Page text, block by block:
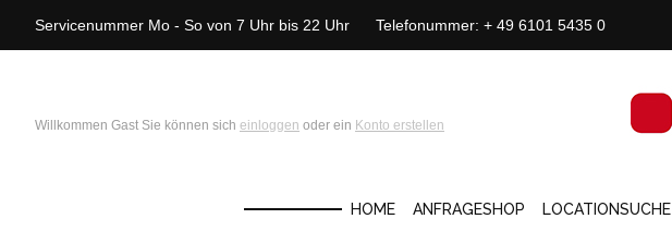
Servicenummer Mo - So von 7 Uhr bis 22 Uhr Telefonummer: + 49 6101 5435 0
Willkommen Gast Sie können sich einloggen oder ein Konto erstellen
HOME ANFRAGESHOP LOCATIONSUCHE